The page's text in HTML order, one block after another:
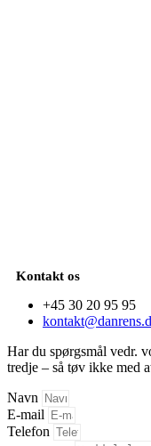
Kontakt os
+45 30 20 95 95
Har du spørgsmål vedr.
tredje – så tøv ikke med
Navn
E-mail
Telefon